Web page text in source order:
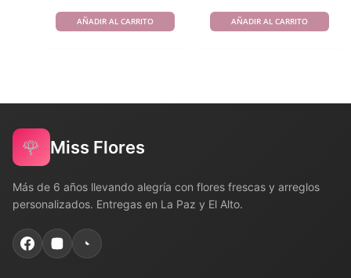
AÑADIR AL CARRITO AÑADIR AL CARRITO
🌹 Miss Flores
Más de 6 años llevando alegría con flores frescas y arreglos
personalizados. Entregas en La Paz y El Alto.